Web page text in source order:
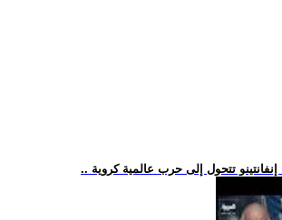
إنفانتينو تتحول إلى حرب عالمية كروية